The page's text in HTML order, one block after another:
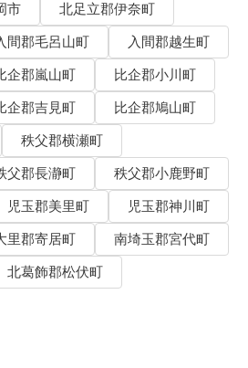
市
北足立郡伊奈町
間郡毛呂山町
入間郡越生町
企郡嵐山町
比企郡小川町
企郡吉見町
比企郡鳩山町
秩父郡横瀬町
父郡長瀞町
秩父郡小鹿野町
児玉郡美里町
児玉郡神川町
里郡寄居町
南埼玉郡宮代町
北葛飾郡松伏町